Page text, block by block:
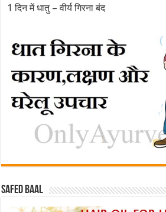
1 दिन में धातु – वीर्य गिरना बंद
Safed baal